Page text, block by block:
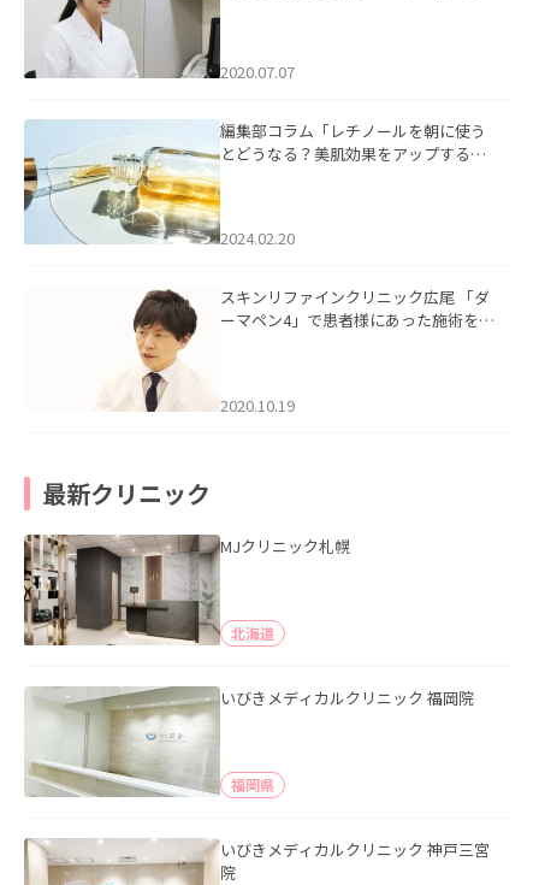
2020.07.07
編集部コラム「レチノールを朝に使う
とどうなる？美肌効果をアップする使
2024.02.20
スキンリファインクリニック広尾 「ダ
ーマペン4」で患者様にあった施術をご
2020.10.19
最新クリニック
MJクリニック札幌
北海道
いびきメディカルクリニック 福岡院
福岡県
いびきメディカルクリニック 神戸三宮
院